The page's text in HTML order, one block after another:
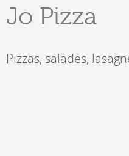
Jo Pizza
Pizzas, salades,